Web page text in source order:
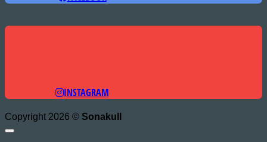
INSTAGRAM
Copyright 2026 © Sonakull